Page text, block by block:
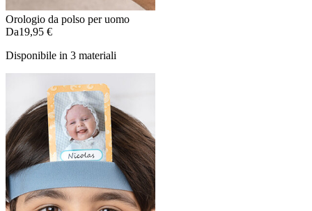
Orologio da polso per uomo
Da19,95 €
Disponibile in 3 materiali